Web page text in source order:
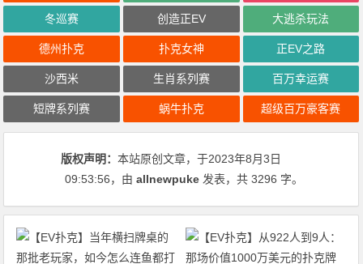
冬巡赛 创造正EV 大逃杀玩法
德州扑克 扑克女神 正EV之路
沙西米 生肖系列赛 百万幸运赛
短牌系列赛 蜗牛扑克 超级百万豪客赛
版权声明：本站原创文章，于2023年8月3日
09:53:56，由allnewpuke 发表，共 3296 字。